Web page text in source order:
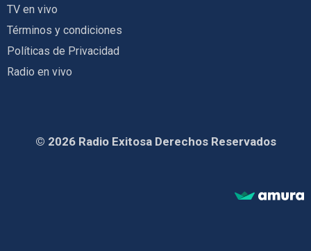
TV en vivo
Términos y condiciones
Políticas de Privacidad
Radio en vivo
© 2026 Radio Exitosa Derechos Reservados